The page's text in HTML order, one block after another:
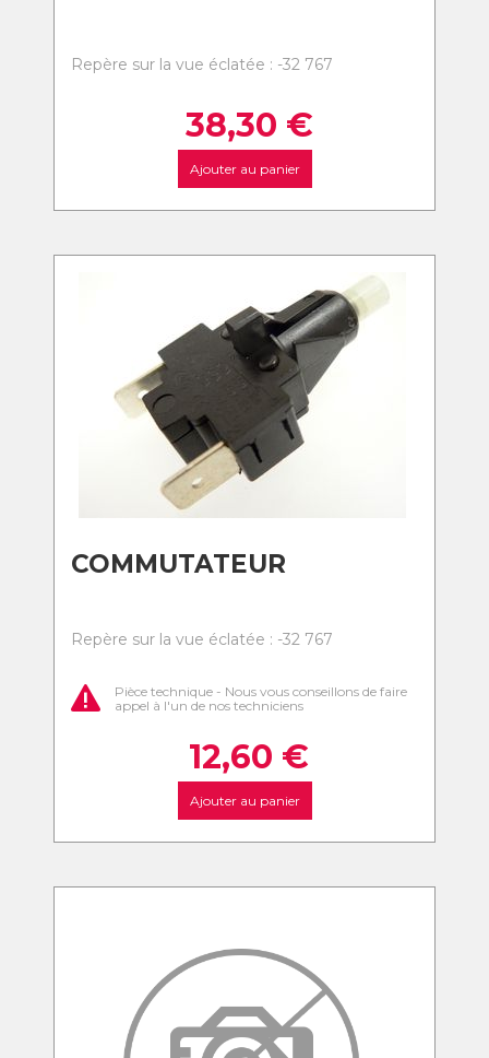
Repère sur la vue éclatée : -32 767
38,30 €
Ajouter au panier
COMMUTATEUR
Repère sur la vue éclatée : -32 767
Pièce technique - Nous vous conseillons de faire
appel à l'un de nos techniciens
12,60 €
Ajouter au panier